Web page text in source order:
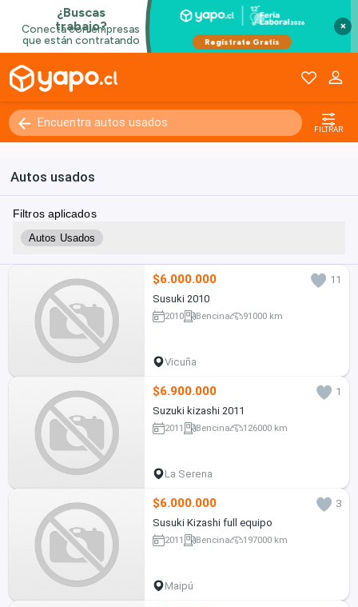
×
FILTRAR
Autos usados
Filtros aplicados
Autos Usados
$6.000.000
11
Susuki 2010
2010 Bencina 91000 km
Vicuña
$6.900.000
1
Suzuki kizashi 2011
2011 Bencina 126000 km
La Serena
$6.000.000
3
Susuki Kizashi full equipo
2011 Bencina 197000 km
Maipú